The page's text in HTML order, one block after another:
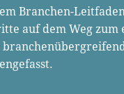
Branchen-
auf dem Weg zum